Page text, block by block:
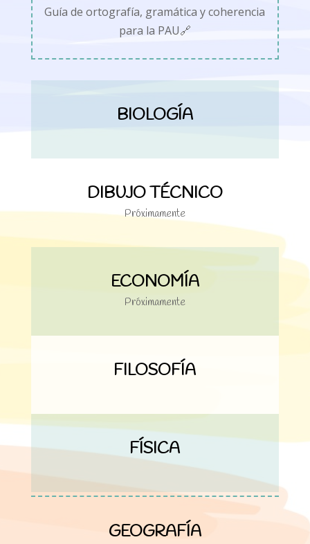
Guía de ortografía, gramática y coherencia
para la PAU🔗
BIOLOGÍA
DIBUJO TÉCNICO
Próximamente
ECONOMÍA
Próximamente
FILOSOFÍA
FÍSICA
GEOGRAFÍA